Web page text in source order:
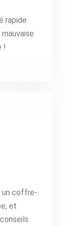
rapide
!
un coffre-
et